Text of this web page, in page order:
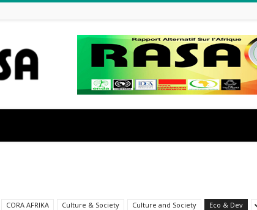
CORA AFRIKA Culture & Society Culture and Society Eco & Dev